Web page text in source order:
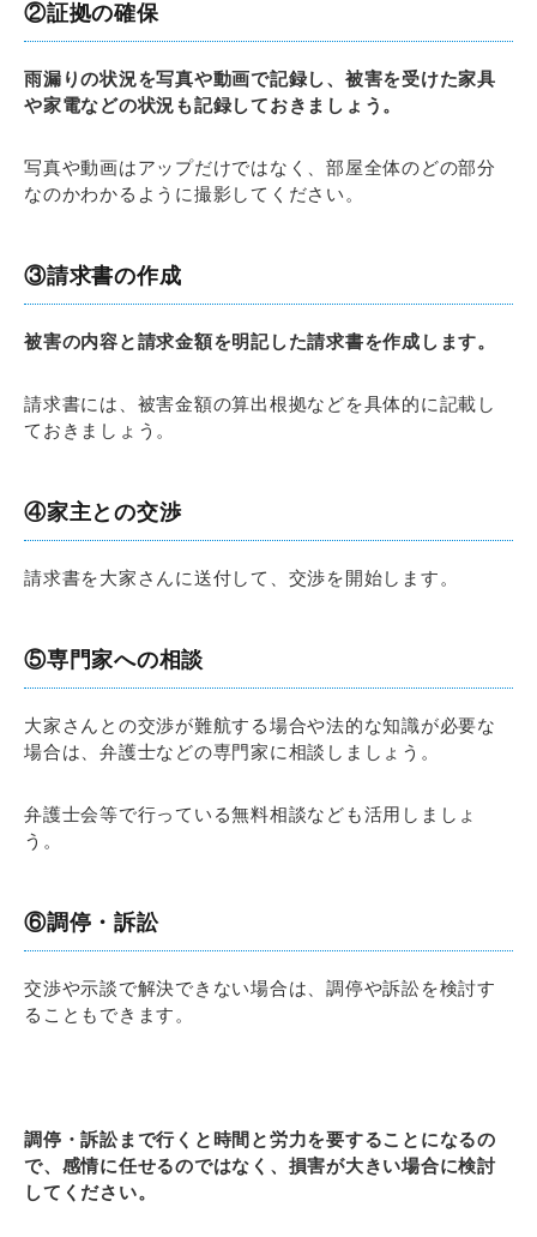
②証拠の確保
雨漏りの状況を写真や動画で記録し、被害を受けた家具
や家電などの状況も記録しておきましょう。
写真や動画はアップだけではなく、部屋全体のどの部分
なのかわかるように撮影してください。
③請求書の作成
被害の内容と請求金額を明記した請求書を作成します。
請求書には、被害金額の算出根拠などを具体的に記載し
ておきましょう。
④家主との交渉
請求書を大家さんに送付して、交渉を開始します。
⑤専門家への相談
大家さんとの交渉が難航する場合や法的な知識が必要な
場合は、弁護士などの専門家に相談しましょう。
弁護士会等で行っている無料相談なども活用しましょ
う。
⑥調停・訴訟
交渉や示談で解決できない場合は、調停や訴訟を検討す
ることもできます。
調停・訴訟まで行くと時間と労力を要することになるの
で、感情に任せるのではなく、損害が大きい場合に検討
してください。